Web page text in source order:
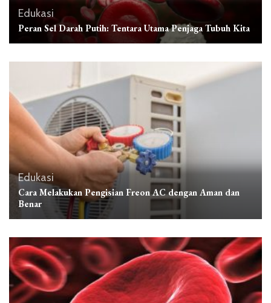
Edukasi
Peran Sel Darah Putih: Tentara Utama Penjaga Tubuh Kita
Edukasi
Cara Melakukan Pengisian Freon AC dengan Aman dan
Benar